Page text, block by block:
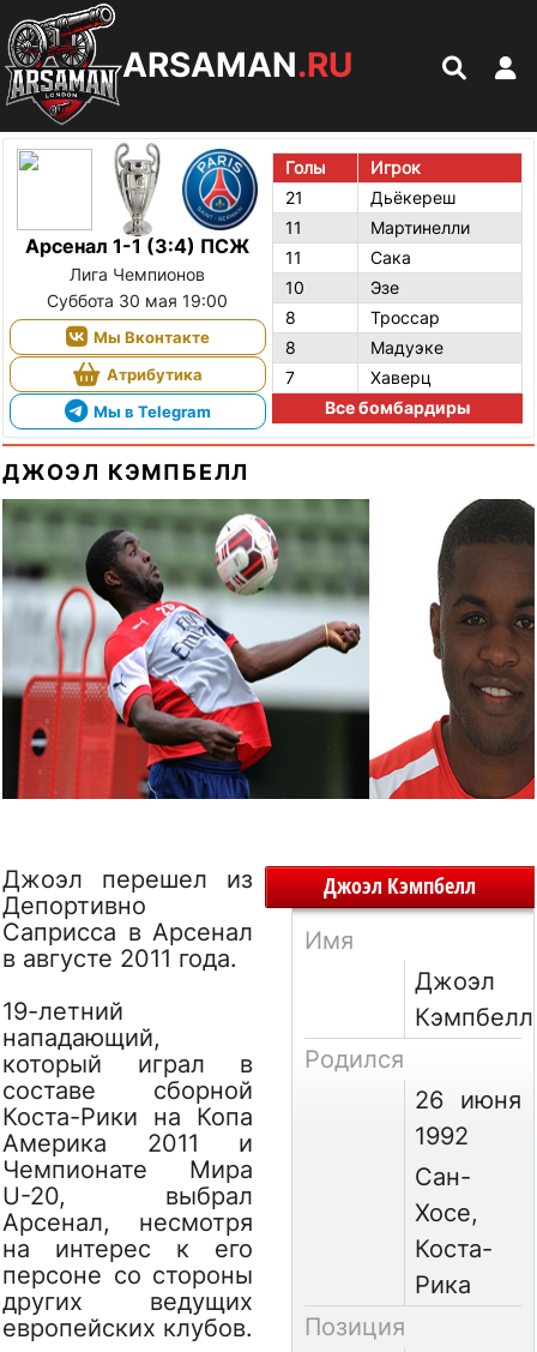
ARSAMAN.RU
Арсенал 1-1 (3:4) ПСЖ
Лига Чемпионов
Суббота 30 мая 19:00
Мы Вконтакте
Атрибутика
Мы в Telegram
Голы
Игрок
21
Дьёкереш
11
Мартинелли
11
Сака
10
Эзе
8
Троссар
8
Мадуэке
7
Хаверц
Все бомбардиры
ДЖОЭЛ КЭМПБЕЛЛ
Джоэл Кэмпбелл
Имя
Джоэл
Кэмпбелл
Родился
26 июня
1992
Сан-
Хосе,
Коста-
Рика
Позиция
Джоэл перешел из
Депортивно
Саприсса в Арсенал
в августе 2011 года.
19-летний
нападающий,
который играл в
составе сборной
Коста-Рики на Копа
Америка 2011 и
Чемпионате Мира
U-20, выбрал
Арсенал, несмотря
на интерес к его
персоне со стороны
других ведущих
европейских клубов.